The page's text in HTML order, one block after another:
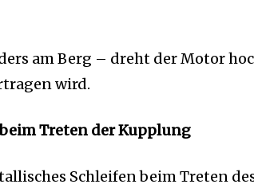
am Berg – dreht der Motor
wird.
Treten der Kupplung
Schleifen beim Treten